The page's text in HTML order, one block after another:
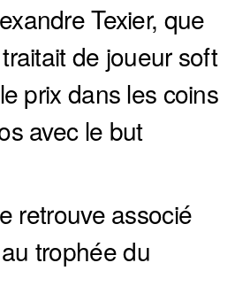
Texier, que
de joueur soft
prix dans les coins
avec le but
retrouve associé
trophée du